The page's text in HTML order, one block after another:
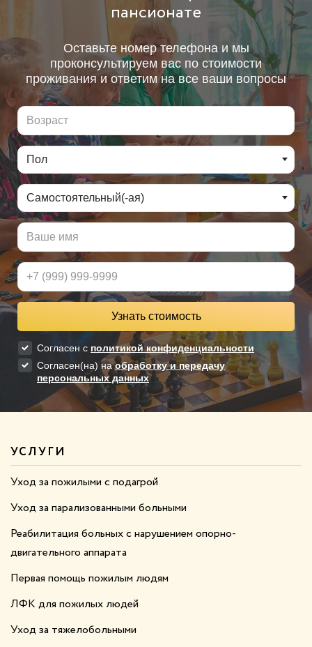
пансионате
УСЛУГИ
Уход за пожилыми с подагрой
Уход за парализованными больными
Реабилитация больных с нарушением опорно-
двигательного аппарата
Первая помощь пожилым людям
ЛФК для пожилых людей
Уход за тяжелобольными